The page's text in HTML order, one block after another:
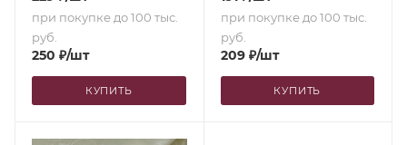
при покупке до 100 тыс.
руб.
250 ₽/шт
КУПИТЬ
при покупке до 100 тыс.
руб.
209₽/шт
КУПИТЬ